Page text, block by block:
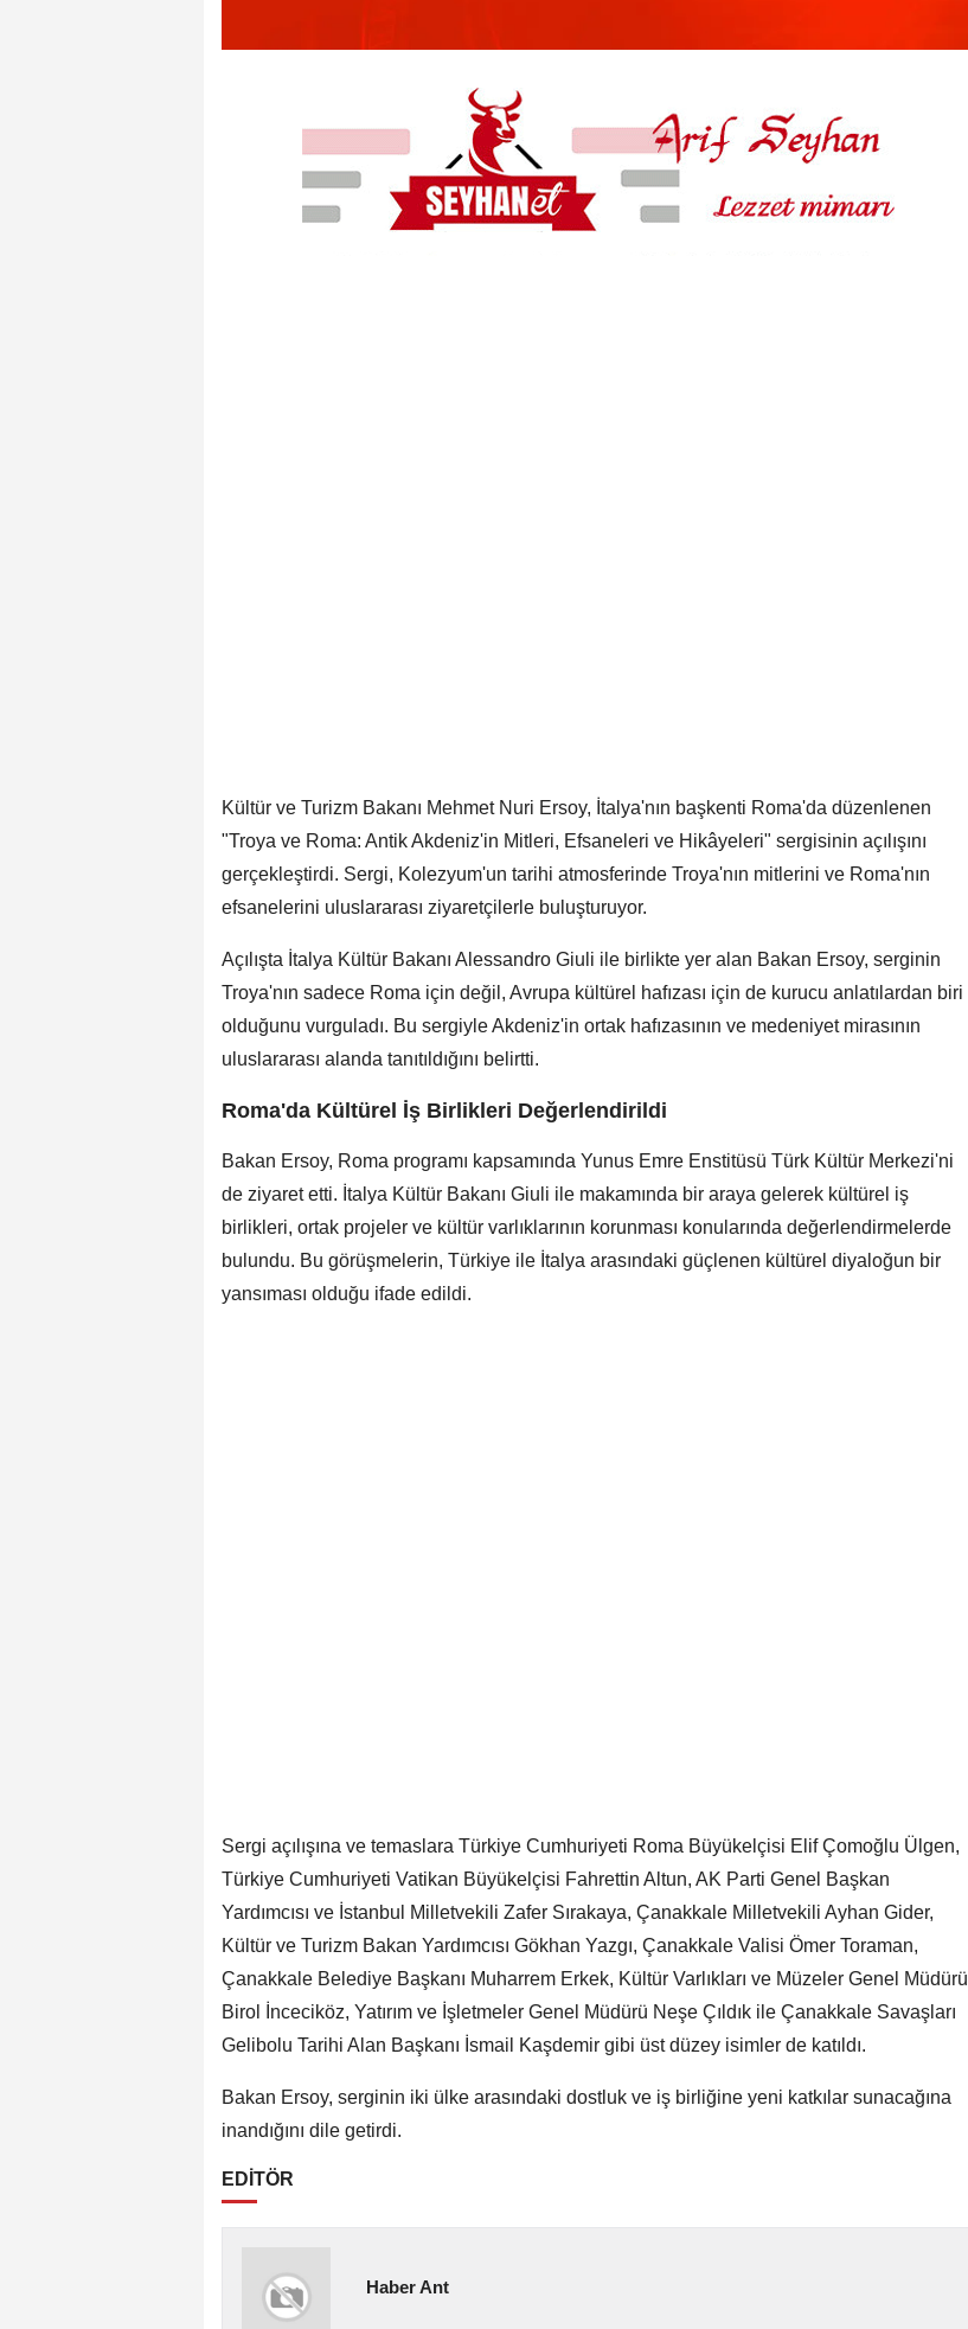
Kültür ve Turizm Bakanı Mehmet Nuri Ersoy, İtalya'nın başkenti Roma'da düzenlenen
"Troya ve Roma: Antik Akdeniz'in Mitleri, Efsaneleri ve Hikâyeleri" sergisinin açılışını
gerçekleştirdi. Sergi, Kolezyum'un tarihi atmosferinde Troya'nın mitlerini ve Roma'nın
efsanelerini uluslararası ziyaretçilerle buluşturuyor.
Açılışta İtalya Kültür Bakanı Alessandro Giuli ile birlikte yer alan Bakan Ersoy, serginin
Troya'nın sadece Roma için değil, Avrupa kültürel hafızası için de kurucu anlatılardan biri
olduğunu vurguladı. Bu sergiyle Akdeniz'in ortak hafızasının ve medeniyet mirasının
uluslararası alanda tanıtıldığını belirtti.
Roma'da Kültürel İş Birlikleri Değerlendirildi
Bakan Ersoy, Roma programı kapsamında Yunus Emre Enstitüsü Türk Kültür Merkezi'ni
de ziyaret etti. İtalya Kültür Bakanı Giuli ile makamında bir araya gelerek kültürel iş
birlikleri, ortak projeler ve kültür varlıklarının korunması konularında değerlendirmelerde
bulundu. Bu görüşmelerin, Türkiye ile İtalya arasındaki güçlenen kültürel diyaloğun bir
yansıması olduğu ifade edildi.
Sergi açılışına ve temaslara Türkiye Cumhuriyeti Roma Büyükelçisi Elif Çomoğlu Ülgen,
Türkiye Cumhuriyeti Vatikan Büyükelçisi Fahrettin Altun, AK Parti Genel Başkan
Yardımcısı ve İstanbul Milletvekili Zafer Sırakaya, Çanakkale Milletvekili Ayhan Gider,
Kültür ve Turizm Bakan Yardımcısı Gökhan Yazgı, Çanakkale Valisi Ömer Toraman,
Çanakkale Belediye Başkanı Muharrem Erkek, Kültür Varlıkları ve Müzeler Genel Müdürü
Birol İnceciköz, Yatırım ve İşletmeler Genel Müdürü Neşe Çıldık ile Çanakkale Savaşları
Gelibolu Tarihi Alan Başkanı İsmail Kaşdemir gibi üst düzey isimler de katıldı.
Bakan Ersoy, serginin iki ülke arasındaki dostluk ve iş birliğine yeni katkılar sunacağına
inandığını dile getirdi.
EDİTÖR
Haber Ant